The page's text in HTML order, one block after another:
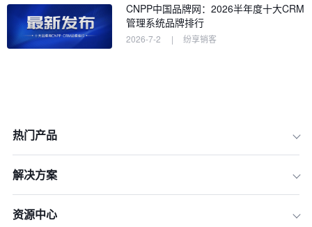
CNPP中国品牌网：2026半年度十大CRM
管理系统品牌排行
2026-7-2 | 纷享销客
热门产品
解决方案
资源中心